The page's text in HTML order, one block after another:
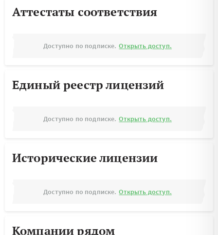
Аттестаты соответствия
Доступно по подписке. Открыть доступ.
Единый реестр лицензий
Доступно по подписке. Открыть доступ.
Исторические лицензии
Доступно по подписке. Открыть доступ.
Компании рядом